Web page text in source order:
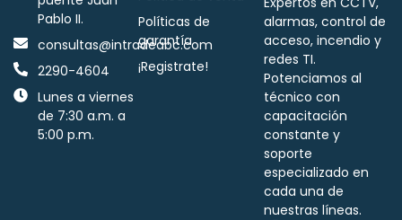
alarmas, control de
acceso, incendio y
redes TI.
Potenciamos al
técnico con
capacitación
constante y
soporte
especializado en
cada una de
nuestras líneas.
Políticas de
garantía
¡Registrate!
Pablo II.
consultas@intradeabc.com
2290-4604
Lunes a viernes
de 7:30 a.m. a
5:00 p.m.